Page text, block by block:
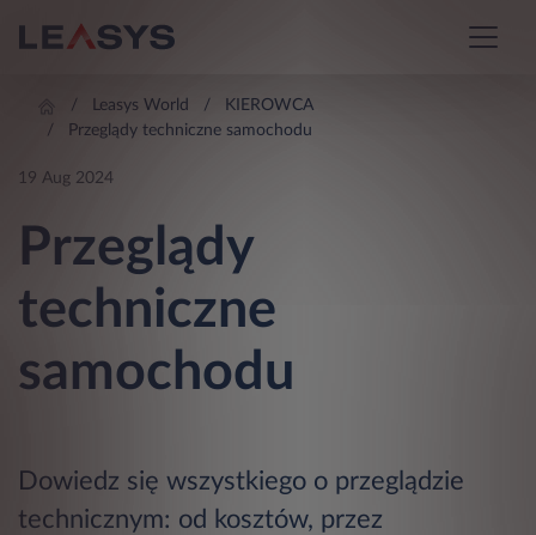
Leasys World
KIEROWCA
Przeglądy techniczne samochodu
19 Aug 2024
Przeglądy
techniczne
samochodu
Dowiedz się wszystkiego o przeglądzie
technicznym: od kosztów, przez